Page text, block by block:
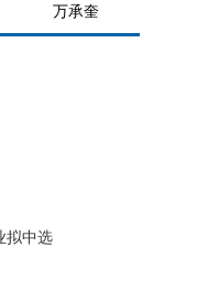
万承奎
拟中选